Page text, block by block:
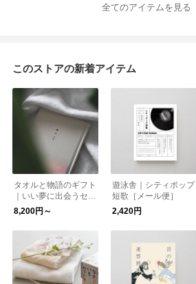
全てのアイテムを見る
このストアの新着アイテム
タオルと物語のギフト
｜いい夢に出会うセッ
ト（ラッピング・ポス
トカード付）【送料無
料】
8,200円～
遊泳舎｜シティポップ
短歌［メール便］
2,420円